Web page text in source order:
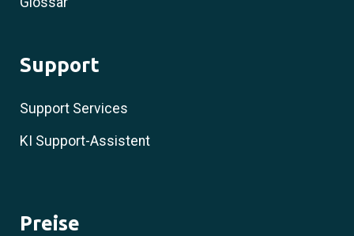
Support
Support Services
KI Support-Assistent
Preise